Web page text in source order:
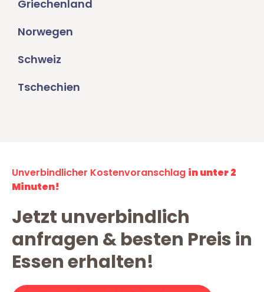
Griechenland
Norwegen
Schweiz
Tschechien
Unverbindlicher Kostenvoranschlag in unter 2
Minuten!
Jetzt unverbindlich
anfragen & besten Preis in
Essen erhalten!